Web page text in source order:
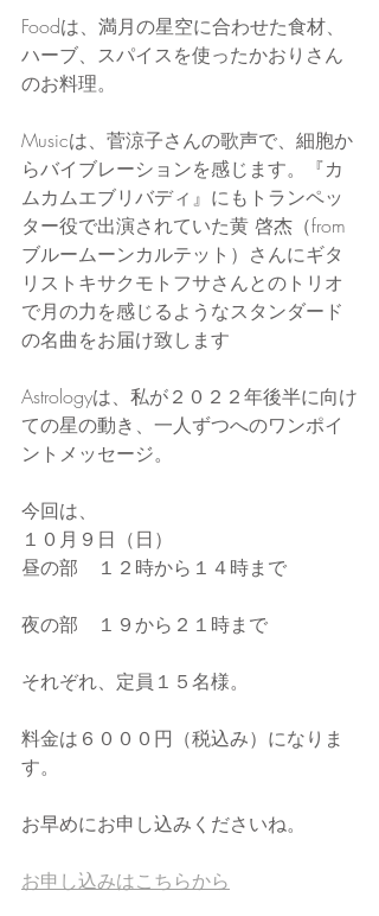
Foodは、満月の星空に合わせた食材、
ハーブ、スパイスを使ったかおりさん
のお料理。
Musicは、菅涼子さんの歌声で、細胞か
らバイブレーションを感じます。『カ
ムカムエブリバディ』にもトランペッ
ター役で出演されていた黄 啓杰（from
ブルームーンカルテット）さんにギタ
リストキサクモトフサさんとのトリオ
で月の力を感じるようなスタンダード
の名曲をお届け致します
Astrologyは、私が２０２２年後半に向け
ての星の動き、一人ずつへのワンポイ
ントメッセージ。
今回は、
１０月９日（日）
昼の部　１２時から１４時まで
夜の部　１９から２１時まで
それぞれ、定員１５名様。
料金は６０００円（税込み）になりま
す。
お早めにお申し込みくださいね。
お申し込みはこちらから